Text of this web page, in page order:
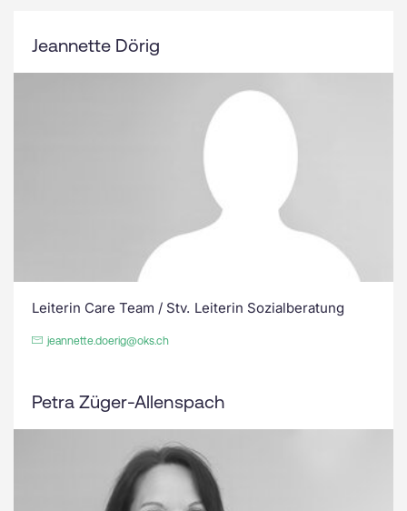
Jeannette Dörig
Leiterin Care Team / Stv. Leiterin Sozialberatung
jeannette.doerig@oks.ch
Petra Züger-Allenspach